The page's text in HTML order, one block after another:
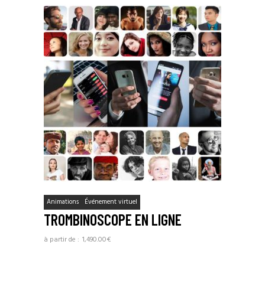
Animations Événement virtuel
TROMBINOSCOPE EN LIGNE
1,490.00€